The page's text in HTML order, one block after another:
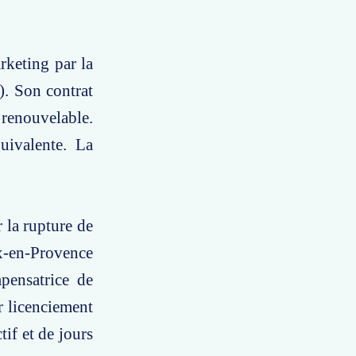
par la
Son contrat
La
la rupture de
en-Provence
de
licenciement
et de jours